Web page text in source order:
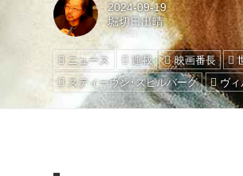
2024-09-19
堀切日出晴
ニュース 連載 映画番長
スティーヴン･スピルバーグ
ヴ